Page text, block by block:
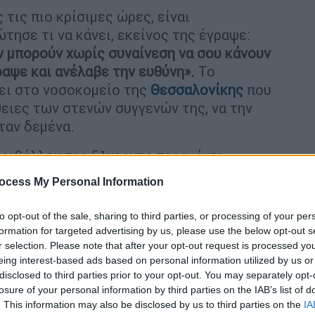
My Personal Information
opt-out of the sale, sharing to third parties, or processing of your
for targeted advertising by us, please use the below opt-out
selection. Please note that after your opt-out request is processed
interest-based ads based on personal information utilized by us
to third parties prior to your opt-out. You may separately
of your personal information by third parties on the IAB’s list of
This information may also be disclosed by us to third parties on the
πιο κρίσιμες ώρες, είναι
τι να κάνει, εκείνος της έγραψε:
χωρίς συναίνεση να σου κάνουν
και ανέλαβε την ευθύνη». Το
στο νοσοκομείο της Θεσσαλονίκης που
των στενών συγγενών της, να την
δεμένα.
της 51χρονης παραμένει
που επιμένει να πιστεύει ότι δεν
εκατομμύριο. Όχι, το εμβόλιο δεν είναι
να την πάρει», δήλωσε η μητέρα της
Εισαγγελίας Πρωτοδικών
διέταξε γενικευμένη και
δράση του κατά τα άλλα κρατικού